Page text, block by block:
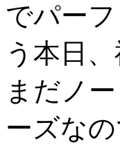
でパー
う本日
まだノ
ーズな